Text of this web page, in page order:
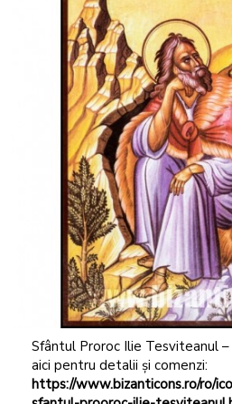
Sfântul Proroc Ilie Tesviteanul
aici pentru detalii și comenzi:
https://www.bizanticons.ro/ro/